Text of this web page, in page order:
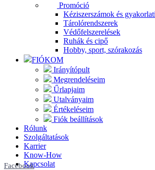
Promóció
Kéziszerszámok és
Tárolórendszerek
Védőfelszerelések
Ruhák és cipő
Hobby, sport, szórakozás
FIÓKOM
Irányítópult
Megrendeléseim
Űrlapjaim
Utalványaim
Értékeléseim
Fiók beállítások
Rólunk
Szolgáltatások
Karrier
Know-How
Kapcsolat
Facebook